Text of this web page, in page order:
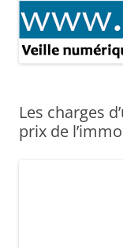
Les charges
prix de